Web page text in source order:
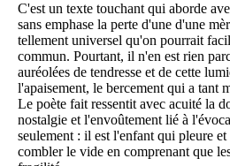
C'est un texte touchant qui aborde
sans emphase la perte d'une d'une
tellement universel qu'on pourrait
commun. Pourtant, il n'en est rien
auréolées de tendresse et de cette
l'apaisement, le bercement qui a tant
Le poète fait ressentit avec acuité la
nostalgie et l'envoûtement lié à
seulement : il est l'enfant qui pleure
combler le vide en comprenant que